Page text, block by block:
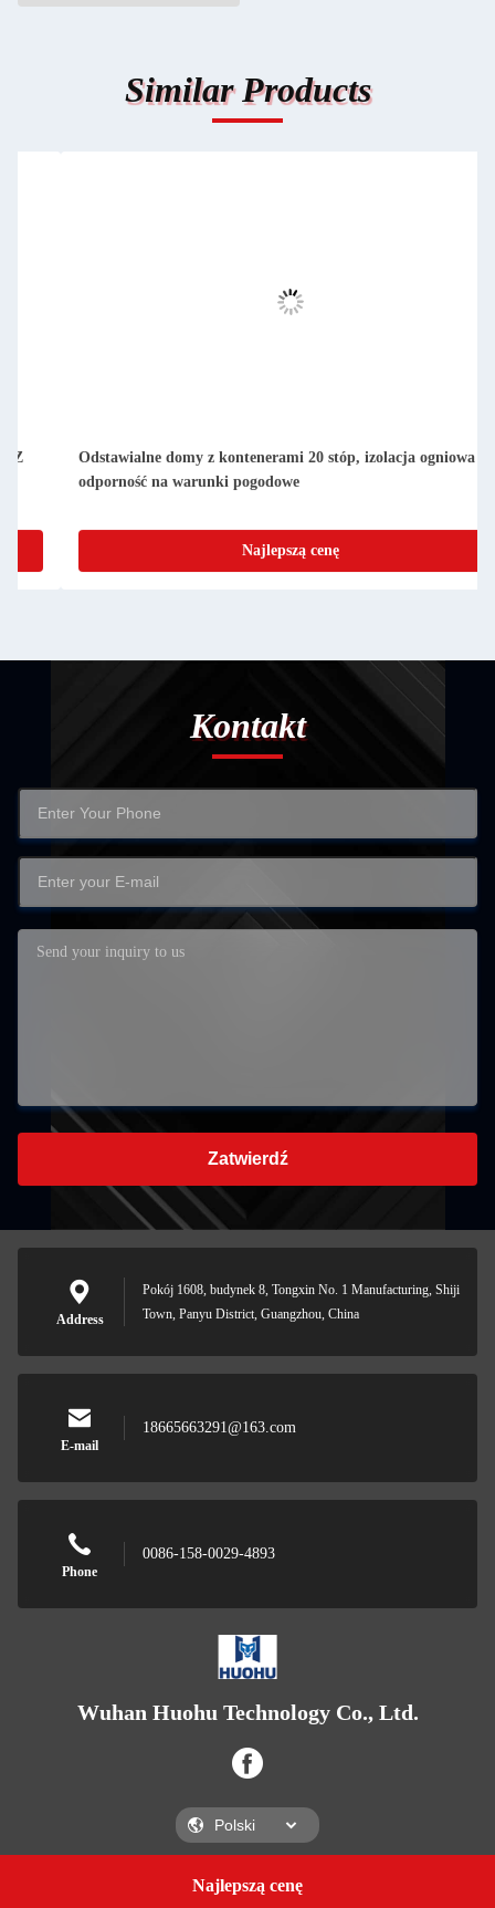
Najlepszą cenę
Similar Products
Kompaktowe, odłączalne, prefabrykowane domy z
pojemnikami, łatwe w czyszczeniu i nieprzepuszczalne
Najlepszą cenę
Kontakt
Zatwierdź
Address
Pokój 1608, budynek 8, Tongxin No. 1 Manufacturing, Shiji
Town, Panyu District, Guangzhou, China
E-mail
18665663291@163.com
Phone
0086-158-0029-4893
Wuhan Huohu Technology Co., Ltd.
Wuhan Huohu Technology Co., Ltd.Get a Quote